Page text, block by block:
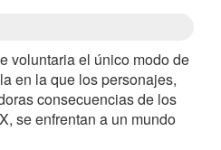
voluntaria el único modo de
en la que los personajes,
consecuencias de los
se enfrentan a un mundo